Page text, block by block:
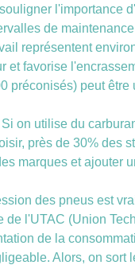
de
représentent
et favorise
préconisés) peut
on utilise du
près de 30% des
marques et ajouter
des pneus est
l'UTAC (Union
de la
Alors, on sort